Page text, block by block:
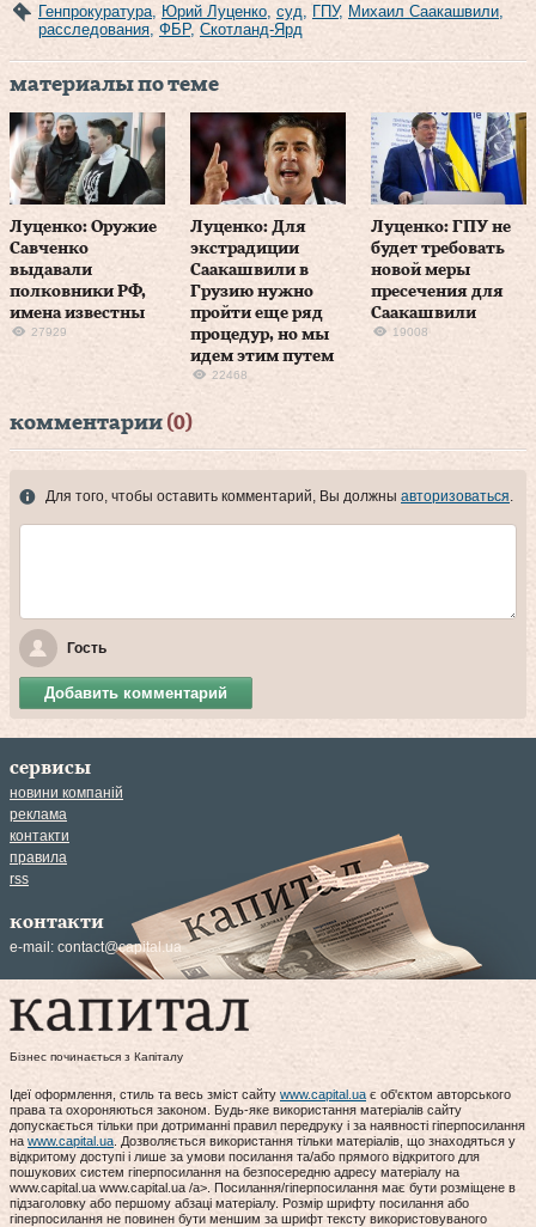
Генпрокуратура Юрий Луценко суд ГПУ, Михаил Саакашвили
расследования ФБР, Скотланд-Ярд
материалы по теме
Луценко: Оружие
Савченко
выдавали
полковники РФ,
имена известны
27929
Луценко: Для
экстрадиции
Саакашвили в
Грузию нужно
пройти еще ряд
процедур, но мы
идем этим путем
22468
Луценко: ГПУ не
будет требовать
новой меры
пресечения для
Саакашвили
19008
комментарии (0)
Для того, чтобы оставить комментарий, Вы должны авторизоваться.
Гость
Добавить комментарий
сервисы
новини компаній
реклама
контакти
правила
rss
контакти
e-mail: contact@capital.ua
Бізнес починається з Капіталу
Ідеї оформлення, стиль та весь зміст сайту www.capital.ua є об'єктом авторського
права та охороняються законом. Будь-яке використання матеріалів сайту
допускається тільки при дотриманні правил передруку і за наявності гіперпосилання
на www.capital.ua. Дозволяється використання тільки матеріалів, що знаходяться у
відкритому доступі і лише за умови посилання та/або прямого відкритого для
пошукових систем гіперпосилання на безпосередню адресу матеріалу на
www.capital.ua www.capital.ua /a>. Посилання/гіперпосилання має бути розміщене в
підзаголовку або першому абзаці матеріалу. Розмір шрифту посилання або
гіперпосилання не повинен бути меншим за шрифт тексту використовуваного